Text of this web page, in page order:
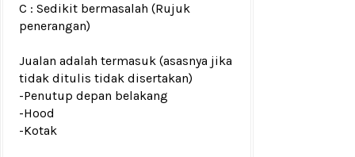
C : Sedikit bermasalah (Rujuk
penerangan)
Jualan adalah termasuk (asasnya jika
tidak ditulis tidak disertakan)
-Penutup depan belakang
-Hood
-Kotak